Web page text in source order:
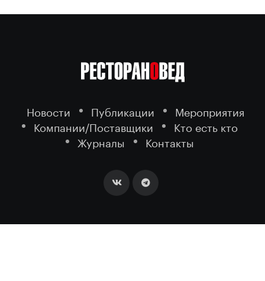
Новости Публикации
Мероприятия
Компании/Поставщики
Кто есть кто
Журналы
Контакты